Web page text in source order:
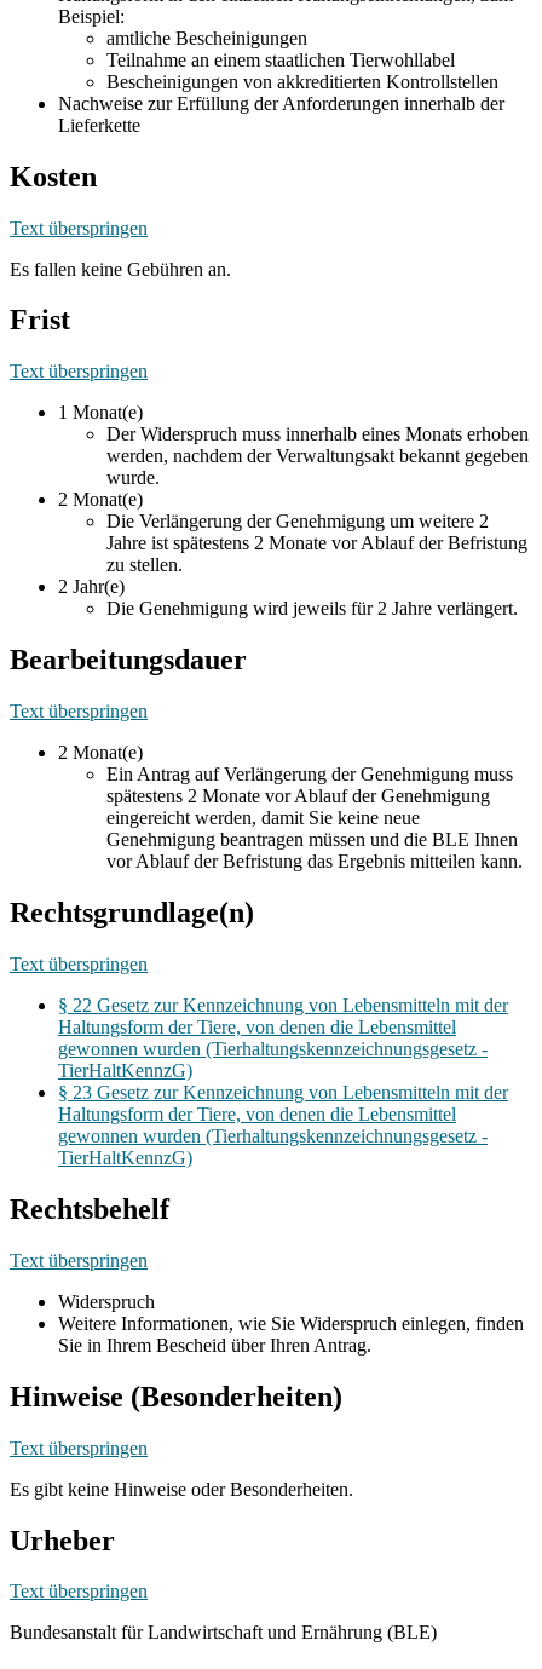
Beispiel:
amtliche Bescheinigungen
Teilnahme an einem staatlichen Tierwohllabel
Bescheinigungen von akkreditierten Kontrollstellen
Nachweise zur Erfüllung der Anforderungen innerhalb der
Lieferkette
Kosten
Text überspringen
Es fallen keine Gebühren an.
Frist
Text überspringen
1 Monat(e)
Der Widerspruch muss innerhalb eines Monats erhoben
werden, nachdem der Verwaltungsakt bekannt gegeben
wurde.
2 Monat(e)
Die Verlängerung der Genehmigung um weitere 2
Jahre ist spätestens 2 Monate vor Ablauf der Befristung
zu stellen.
2 Jahr(e)
Die Genehmigung wird jeweils für 2 Jahre verlängert.
Bearbeitungsdauer
Text überspringen
2 Monat(e)
Ein Antrag auf Verlängerung der Genehmigung muss
spätestens 2 Monate vor Ablauf der Genehmigung
eingereicht werden, damit Sie keine neue
Genehmigung beantragen müssen und die BLE Ihnen
vor Ablauf der Befristung das Ergebnis mitteilen kann.
Rechtsgrundlage(n)
Text überspringen
§ 22 Gesetz zur Kennzeichnung von Lebensmitteln mit der
Haltungsform der Tiere, von denen die Lebensmittel
gewonnen wurden (Tierhaltungskennzeichnungsgesetz -
TierHaltKennzG)
§ 23 Gesetz zur Kennzeichnung von Lebensmitteln mit der
Haltungsform der Tiere, von denen die Lebensmittel
gewonnen wurden (Tierhaltungskennzeichnungsgesetz -
TierHaltKennzG)
Rechtsbehelf
Text überspringen
Widerspruch
Weitere Informationen, wie Sie Widerspruch einlegen, finden
Sie in Ihrem Bescheid über Ihren Antrag.
Hinweise (Besonderheiten)
Text überspringen
Es gibt keine Hinweise oder Besonderheiten.
Urheber
Text überspringen
Bundesanstalt für Landwirtschaft und Ernährung (BLE)